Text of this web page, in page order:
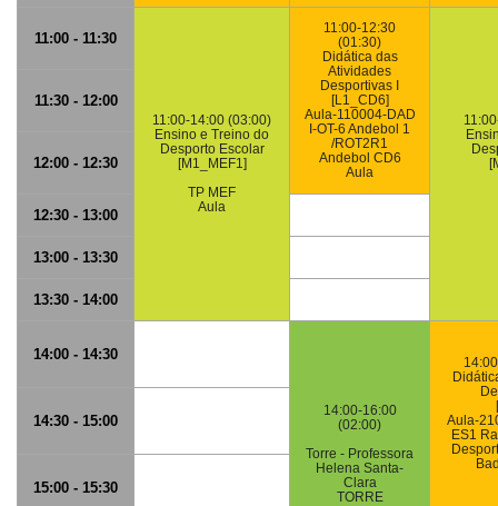
11:00 - 11:30
11:00-14:00 (03:00)
Ensino e Treino do
Desporto Escolar
[M1_MEF1]
TP MEF
Aula
11:00-12:30
(01:30)
Didática das
Atividades
Desportivas I
[L1_CD6]
Aula-110004-DAD
I-OT-6 Andebol 1
/ROT2R1
Andebol CD6
Aula
11:30 - 12:00
12:00 - 12:30
12:30 - 13:00
13:00 - 13:30
13:30 - 14:00
14:00 - 14:30
14:00-16:00
(02:00)
Torre - Professora
Helena Santa-
Clara
TORRE
Aula-
ES1
14:30 - 15:00
15:00 - 15:30